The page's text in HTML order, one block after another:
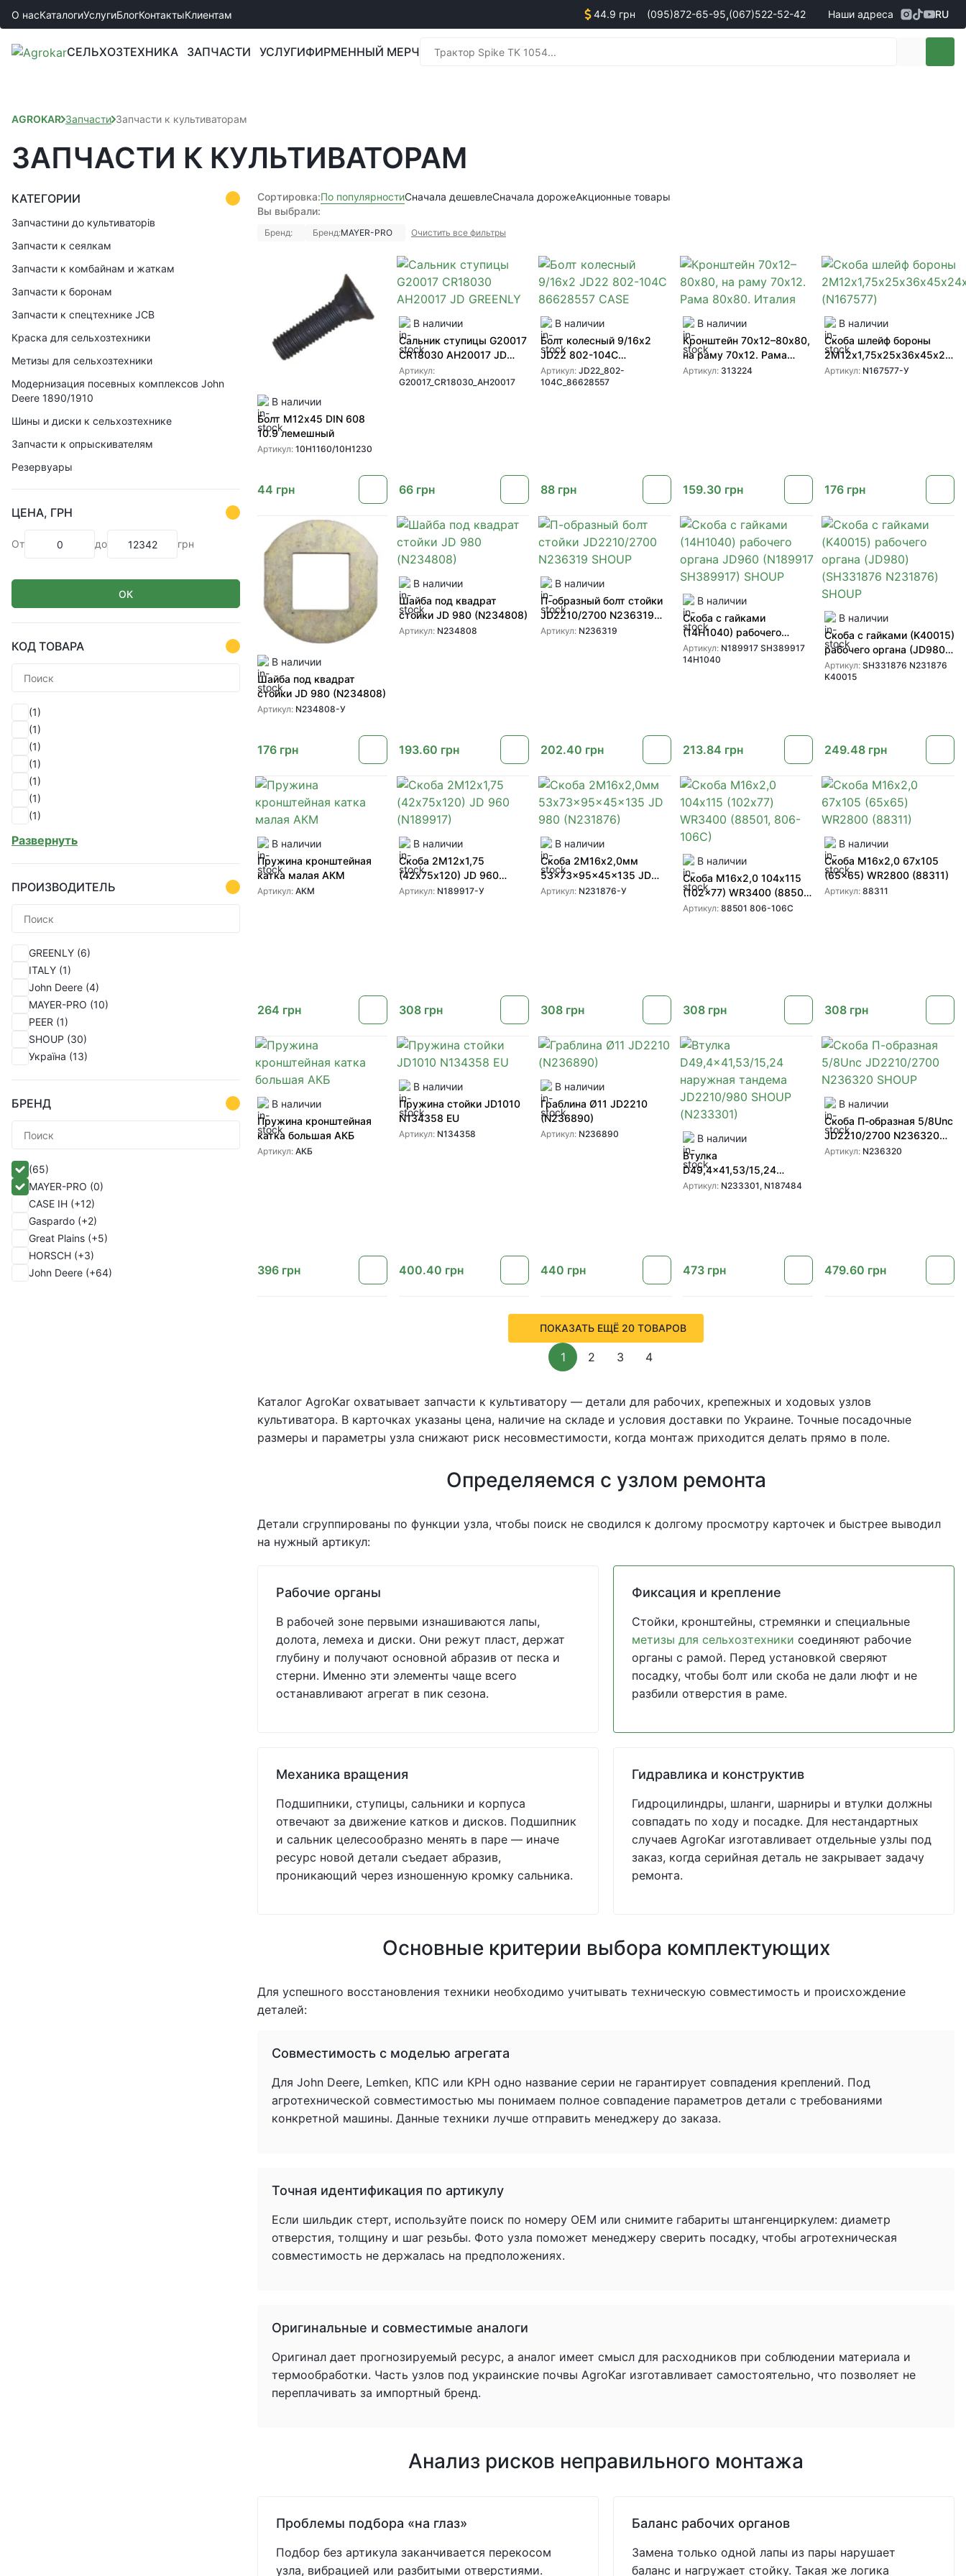
О насКаталогиУслугиБлогКонтактыКлиентам 44.9 грн (095)872-65-95,(067)522-52-42
Менеджеры по продаже техники
Наши адреса RU
СЕЛЬХОЗТЕХНИКА ЗАПЧАСТИ УСЛУГИФИРМЕННЫЙ МЕРЧ
AGROKAR Запчасти Запчасти к культиваторам
ЗАПЧАСТИ К КУЛЬТИВАТОРАМ
КАТЕГОРИИ
Запчастини до культиваторів
Запчасти к сеялкам
Запчасти к комбайнам и жаткам
Запчасти к боронам
Запчасти к спецтехнике JCB
Краска для сельхозтехники
Метизы для сельхозтехники
Модернизация посевных комплексов John
Deere 1890/1910
Шины и диски к сельхозтехнике
Запчасти к опрыскивателям
Резервуары
ЦЕНА, ГРН
От до грн
ОК
КОД ТОВАРА
(1)
(1)
(1)
(1)
(1)
(1)
(1)
(1)
(1)
(1)
(1)
(1)
(1)
(1)
(1)
(1)
(1)
(1)
(1)
(1)
(1)
Развернуть
ПРОИЗВОДИТЕЛЬ
GREENLY (6)
ITALY (1)
John Deere (4)
MAYER-PRO (10)
PEER (1)
SHOUP (30)
Україна (13)
БРЕНД
(65)
MAYER-PRO (0)
CASE IH (+12)
Gaspardo (+2)
Great Plains (+5)
HORSCH (+3)
John Deere (+64)
Сортировка:По популярностиСначала дешевлеСначала дорожеАкционные товары
Вы выбрали:
Бренд: Бренд:MAYER-PRO Очистить все фильтры
В наличии
Болт М12х45 DIN 608
10.9 лемешный
Артикул: 10H1160/10H1230
44 грн
В наличии
Сальник ступицы G20017
CR18030 AH20017 JD
GREENLY
Артикул:
G20017_CR18030_AH20017
66 грн
В наличии
Болт колесный 9/16х2
JD22 802-104C
86628557 CASE
Артикул:JD22_802-
104C_86628557
88 грн
В наличии
Кронштейн 70х12–80х80,
на раму 70х12. Рама
80х80. Италия
Артикул: 313224
159.30 грн
В наличии
Скоба шлейф бороны
(N167577)
Артикул: N167577-У
176 грн
В наличии
Шайба под квадрат
стойки JD 980 (N234808)
Артикул: N234808-У
176 грн
В наличии
Шайба под квадрат
стойки JD 980 (N234808)
Артикул: N234808
193.60 грн
В наличии
П-образный болт стойки
JD2210/2700 N236319
SHOUP
Артикул: N236319
202.40 грн
В наличии
Скоба с гайками
(14H1040) рабочего
органа JD960 (N189917
SH389917) SHOUP
Артикул: N189917 SH389917
14H1040
213.84 грн
В наличии
Скоба с гайками (K40015)
рабочего органа (JD980)
(SH331876 N231876)
SHOUP
Артикул: SH331876 N231876
K40015
249.48 грн
В наличии
Пружина кронштейная
катка малая АКМ
Артикул: АКМ
264 грн
В наличии
Скоба 2М12х1,75
(42х75х120) JD 960
(N189917)
Артикул: N189917-У
308 грн
В наличии
Скоба 2М16х2,0мм
53x73x95x45x135 JD
980 (N231876)
Артикул: N231876-У
308 грн
В наличии
Скоба М16х2,0 104х115
(102x77) WR3400 (88501,
806-106C)
Артикул: 88501 806-106C
308 грн
В наличии
Скоба М16х2,0 67х105
(65x65) WR2800 (88311)
Артикул: 88311
308 грн
В наличии
Пружина кронштейная
катка большая АКБ
Артикул: АКБ
396 грн
В наличии
Пружина стойки JD1010
N134358 EU
Артикул: N134358
400.40 грн
В наличии
Граблина Ø11 JD2210
(N236890)
Артикул: N236890
440 грн
В наличии
Втулка
D49,4x41,53/15,24
наружная тандема
Артикул: N233301, N187484
473 грн
В наличии
Скоба П-образная 5/8Unc
JD2210/2700 N236320
SHOUP
Артикул: N236320
479.60 грн
ПОКАЗАТЬ ЕЩЁ 20 ТОВАРОВ
1 2 3 4
Каталог AgroKar охватывает запчасти к культиватору — детали для рабочих, крепежных и ходовых узлов
культиватора. В карточках указаны цена, наличие на складе и условия доставки по Украине. Точные посадочные
размеры и параметры узла снижают риск несовместимости, когда монтаж приходится делать прямо в поле.
Определяемся с узлом ремонта
Детали сгруппированы по функции узла, чтобы поиск не сводился к долгому просмотру карточек и быстрее выводил
на нужный артикул:
Рабочие органы
В рабочей зоне первыми изнашиваются лапы,
долота, лемеха и диски. Они режут пласт, держат
глубину и получают основной абразив от песка и
стерни. Именно эти элементы чаще всего
останавливают агрегат в пик сезона.
Фиксация и крепление
Стойки, кронштейны, стремянки и специальные
метизы для сельхозтехники соединяют рабочие
органы с рамой. Перед установкой сверяют
посадку, чтобы болт или скоба не дали люфт и не
разбили отверстия в раме.
Механика вращения
Подшипники, ступицы, сальники и корпуса
отвечают за движение катков и дисков. Подшипник
и сальник целесообразно менять в паре — иначе
ресурс новой детали съедает абразив,
проникающий через изношенную кромку сальника.
Гидравлика и конструктив
Гидроцилиндры, шланги, шарниры и втулки должны
совпадать по ходу и посадке. Для нестандартных
случаев AgroKar изготавливает отдельные узлы под
заказ, когда серийная деталь не закрывает задачу
ремонта.
Основные критерии выбора комплектующих
Для успешного восстановления техники необходимо учитывать техническую совместимость и происхождение
деталей:
Совместимость с моделью агрегата
Для John Deere, Lemken, КПС или КРН одно название серии не гарантирует совпадения креплений. Под
агротехнической совместимостью мы понимаем полное совпадение параметров детали с требованиями
конкретной машины. Данные техники лучше отправить менеджеру до заказа.
Точная идентификация по артикулу
Если шильдик стерт, используйте поиск по номеру OEM или снимите габариты штангенциркулем: диаметр
отверстия, толщину и шаг резьбы. Фото узла поможет менеджеру сверить посадку, чтобы агротехническая
совместимость не держалась на предположениях.
Оригинальные и совместимые аналоги
Оригинал дает прогнозируемый ресурс, а аналог имеет смысл для расходников при соблюдении материала и
термообработки. Часть узлов под украинские почвы AgroKar изготавливает самостоятельно, что позволяет не
переплачивать за импортный бренд.
Анализ рисков неправильного монтажа
Проблемы подбора «на глаз»
Подбор без артикула заканчивается перекосом
узла, вибрацией или разбитыми отверстиями.
Баланс рабочих органов
Замена только одной лапы из пары нарушает
баланс и нагружает стойку. Такая же логика